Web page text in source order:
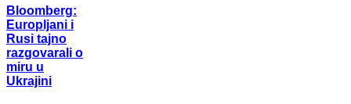
Bloomberg:
Europljani i
Rusi tajno
razgovarali o
miru u
Ukrajini